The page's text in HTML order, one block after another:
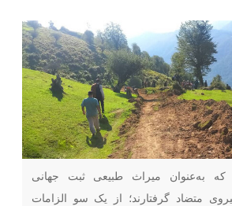
که به‌عنوان میراث طبیعی ثبت جهانی
متضاد گرفتارند؛ از یک سو الزامات